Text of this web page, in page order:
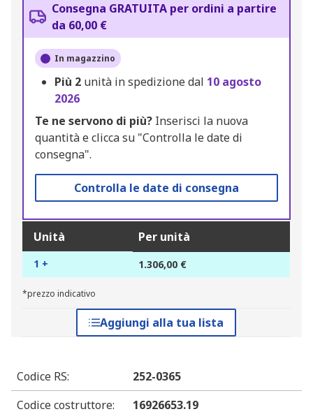
Consegna GRATUITA per ordini a partire
da 60,00 €
In magazzino
Più 2 unità in spedizione dal 10 agosto
2026
Te ne servono di più? Inserisci la nuova
quantità e clicca su "Controlla le date di
consegna".
Controlla le date di consegna
Unità Per unità
1 + 1.306,00 €
*prezzo indicativo
Aggiungi alla tua lista
Codice RS:
252-0365
Codice costruttore:
16926653.19